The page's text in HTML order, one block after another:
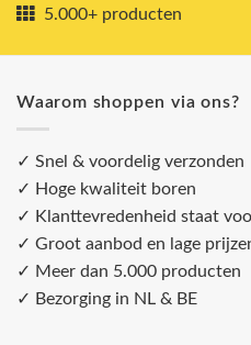
5.000+ producten
Waarom shoppen via ons?
✓ Snel & voordelig verzonden
✓ Hoge kwaliteit boren
✓ Klanttevredenheid staat
✓ Groot aanbod en lage
✓ Meer dan 5.000 producten
✓ Bezorging in NL & BE